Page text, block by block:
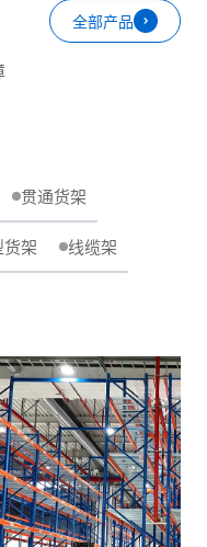
全部产品
贯通货架
架 线缆架